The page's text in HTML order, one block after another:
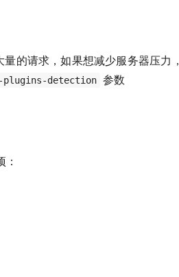
的请求，如果想减少服务器压力，
plugins-detection 参数